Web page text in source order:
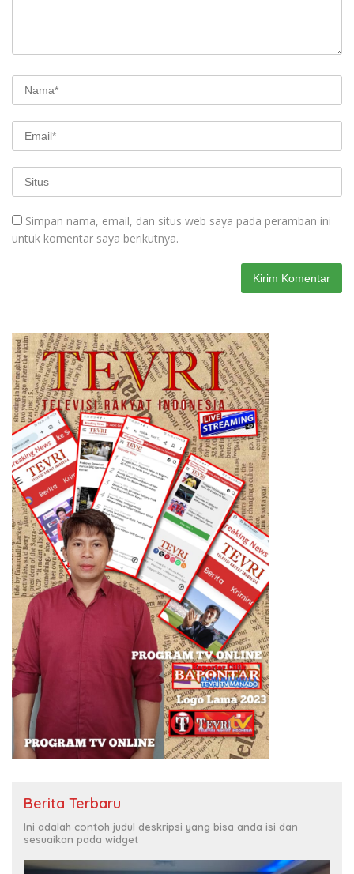
Simpan nama, email, dan situs web saya pada peramban ini
untuk komentar saya berikutnya.
Berita Terbaru
Ini adalah contoh judul deskripsi yang bisa anda isi dan
sesuaikan pada widget